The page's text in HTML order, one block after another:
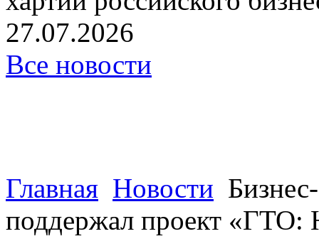
27.07.2026
Все новости
Главная Новости
поддержал проект «ГТО: